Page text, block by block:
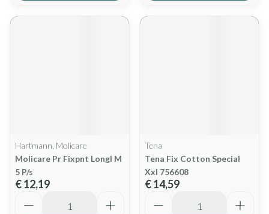
Hartmann, Molicare
Molicare Pr Fixpnt Longl M
5 P/s
€ 12,19
Tena
Tena Fix Cotton Special
Xxl 756608
€ 14,59